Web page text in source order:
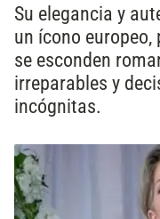
Su elegancia y
un ícono europeo,
se esconden
irreparables y
incógnitas.